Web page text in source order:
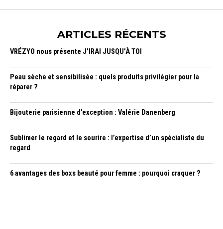
ARTICLES RÉCENTS
VRÉZYO nous présente J’IRAI JUSQU’À TOI
Peau sèche et sensibilisée : quels produits privilégier pour la
réparer ?
Bijouterie parisienne d’exception : Valérie Danenberg
Sublimer le regard et le sourire : l’expertise d’un spécialiste du
regard
6 avantages des boxs beauté pour femme : pourquoi craquer ?